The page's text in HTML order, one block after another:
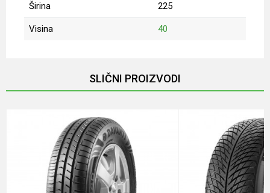
Širina 225
Visina 40
SLIČNI PROIZVODI